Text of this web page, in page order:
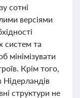
сотні
версіями
систем та
мінімізувати
Крім того,
Нідерландів
структури не